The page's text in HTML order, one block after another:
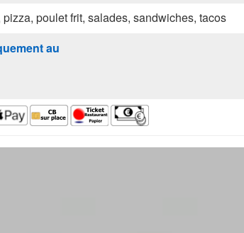
poulet frit, salades, sandwiches, tacos
au